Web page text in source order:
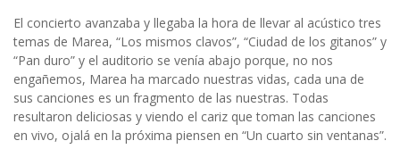
El concierto avanzaba y llegaba la hora de llevar al acústico tres
temas de Marea, “Los mismos clavos”, “Ciudad de los gitanos” y
“Pan duro” y el auditorio se venía abajo porque, no nos
engañemos, Marea ha marcado nuestras vidas, cada una de
sus canciones es un fragmento de las nuestras. Todas
resultaron deliciosas y viendo el cariz que toman las canciones
en vivo, ojalá en la próxima piensen en “Un cuarto sin ventanas”.